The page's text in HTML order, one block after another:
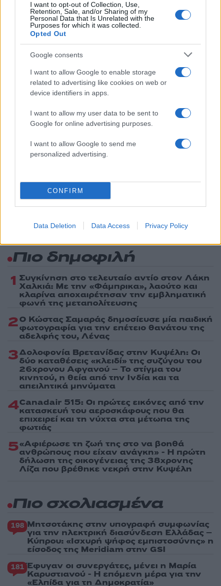
I want to opt-out of Collection, Use,
Retention, Sale, and/or Sharing of my
Personal Data that Is Unrelated with the
Purposes for which it was collected.
Opted Out
Google consents
I want to allow Google to enable storage
related to advertising like cookies on web or
device identifiers in apps.
I want to allow my user data to be sent to
Google for online advertising purposes.
I want to allow Google to send me
personalized advertising.
CONFIRM
Data Deletion Data Access Privacy Policy
2000 /2000
Υποβολή σχολίου
Όροι Χρήσης . Το site προστατεύεται από reCAPTCHA, ισχύουν
Ελλάδα
ΔΗΜΑΡΧΟΣ
Share:
ενημερωθείτε πρώτοι για όλη την ειδησεογραφία και τα
τελευταία νέατης ημέρας
Πιο δημοφιλή
1 Συγκίνηση στο τελευταίο αντίο στον Λάκη
Χαλκιά: Με την «Φάμπρικα», λαούτο και
κλαρίνα αποχαιρέτησαν την εμβληματική
φωνή της μεταπολίτευσης
2Ο Κώστας Σαμαράς δημοσίευσε μία παιδική
φωτογραφία για την επέτειο θανάτου της
αδελφής του, Λένας
3Δολοφονία Βρετανίδας στην Κυψέλη: Οι
δύο καταθέσεις «κλειδί» της συζύγου του
26χρονου Αφγανού – Το στίγμα του
κινητού, η θεία από την Ινδία και τα
απειλητικά μηνύματα
4Canadair 515: Οι πρώτες εικόνες από την
κατασκευή του αεροσκάφους που θα
επιχειρεί και τη νύχτα στα μέτωπα της
φωτιάς
5«Αφιέρωσε τη ζωή της στο να βοηθά
ανθρώπους που είχαν ανάγκη» - Η πρώτη
δήλωση της οικογένειας της 38χρονης
Λίζα που βρέθηκε νεκρή στην Κυψέλη
Πιο σχολιασμένα
198 Μητσοτάκης στην υπογραφή συμφωνίας
για την ηλεκτρική διασύνδεση Ελλάδας –
Κύπρου: «Ισχυρή ψήφος εμπιστοσύνης» η
είσοδος της Meridiam στην GSI
181 Έφυγαν οι συνεργάτες, μένει η Μαρία
Καρυστιανού - Η επόμενη μέρα για την
«Ελπίδα για τη Δημοκρατία»